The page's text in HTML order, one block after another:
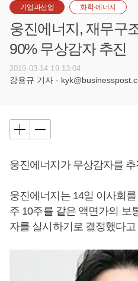
기업과산업 화학·에너지
웅진에너지, 재무구
90% 무상감자 추진
2019-03-14 19:13:04
강용규 기자 -
웅진에너지가 무상감자를
웅진에너지는 14일 이사회
주 10주를 같은 액면가의 보
자를 실시하기로 결정했다